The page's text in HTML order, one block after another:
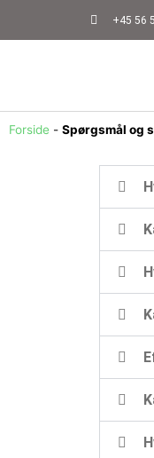
+45 56
Forside - Spørgsmål og